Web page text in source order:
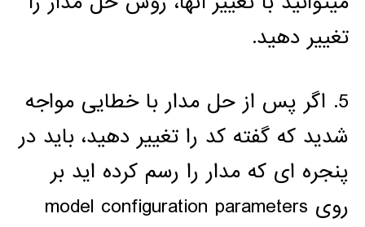
تغییر دهید.
5. اگر پس از حل مدار با خطایی مواجه
شدید که گفته کد را تغییر دهید، باید در
پنجره ای که مدار را رسم کرده اید بر
روی model configuration parameters